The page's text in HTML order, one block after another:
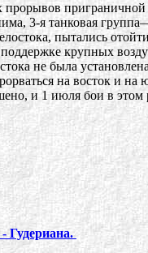
3-я танковая
пытались
крупных
не была
на восток и на
и 1 июля бои в этом
Гудериана.